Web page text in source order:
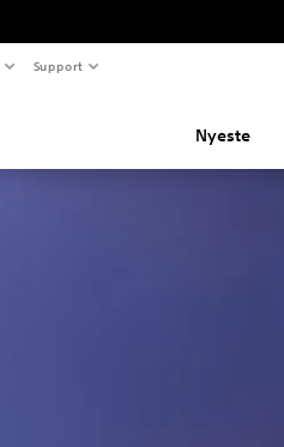
Support
Nyeste